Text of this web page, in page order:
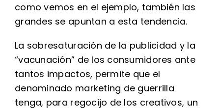
como vemos en el ejemplo, también las
grandes se apuntan a esta tendencia.
La sobresaturación de la publicidad y la
“vacunación” de los consumidores ante
tantos impactos, permite que el
denominado marketing de guerrilla
tenga, para regocijo de los creativos, un